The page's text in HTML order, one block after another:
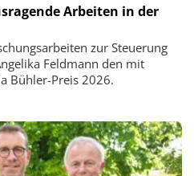
Arbeiten in der
zur Steuerung
Feldmann den mit
Bühler-Preis 2026.